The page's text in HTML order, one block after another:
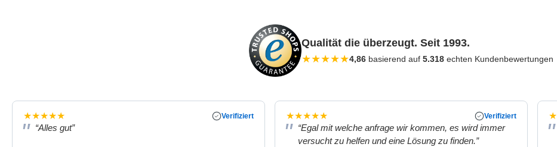
Qualität die überzeugt. Seit 1993.
★★★★★4,86 basierend auf 5.318 echten Kundenbewertungen
★★★★★ Verifiziert
“Alles gut”
★★★★★ Verifiziert
“Egal mit welche anfrage wir kommen, es wird immer
versucht zu helfen und eine Lösung zu finden.”
★